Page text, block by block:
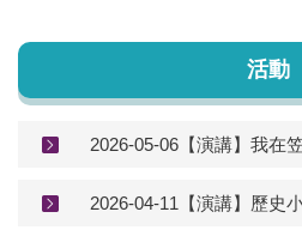
活動
2026-05-06【演講】我在
2026-04-11【演講】歷史